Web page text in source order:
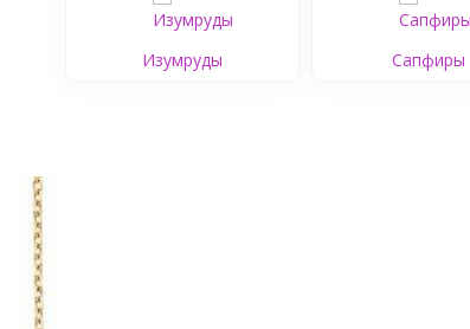
Изумруды Сапфиры